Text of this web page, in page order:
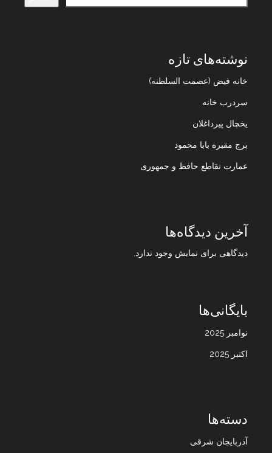
نوشته‌های تازه
خانه فیض (عصمت السلطنه)
سردرب خانه
یخچال پیرداغلان
برج مقبره بابا محمود
عمارت تقاطع حافظ و جمهوری
آخرین دیدگاه‌ها
دیدگاهی برای نمایش وجود ندارد.
بایگانی‌ها
نوامبر 2025
اکتبر 2025
دسته‌ها
آذربایجان شرقی